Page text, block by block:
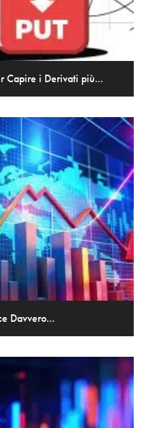
Capire i Derivati più...
Davvero...